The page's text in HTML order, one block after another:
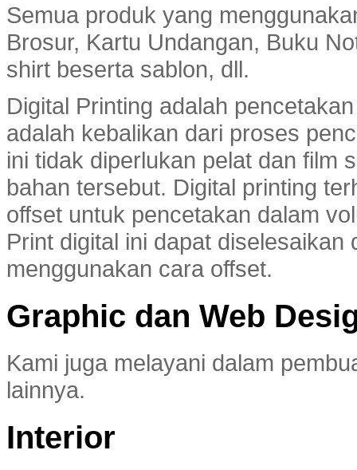
Semua produk yang
Brosur, Kartu Undangan, Buku
shirt beserta sablon, dll.
Digital Printing adalah
adalah kebalikan dari proses
ini tidak diperlukan pelat dan film
bahan tersebut. Digital printing
offset untuk pencetakan dalam
Print digital ini dapat
menggunakan cara offset.
Graphic dan Web
Kami juga melayani dalam
lainnya.
Interior